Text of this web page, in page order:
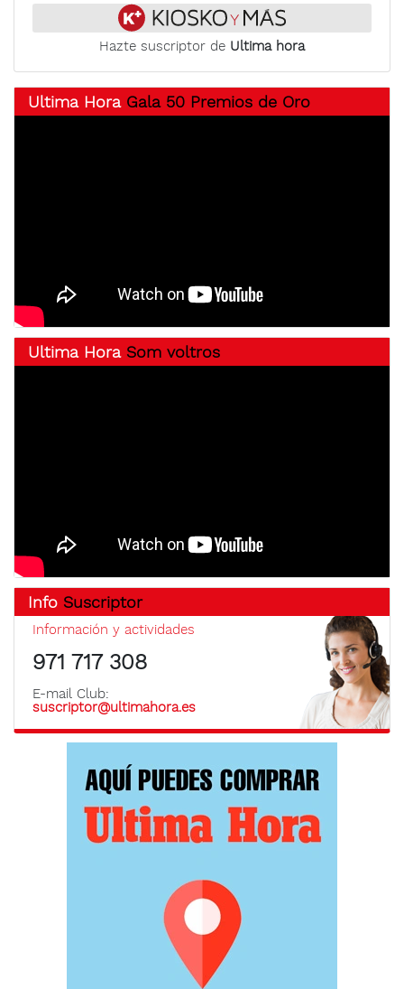
Hazte suscriptor de Ultima hora
Ultima Hora Gala 50 Premios de Oro
Ultima Hora Som voltros
Info Suscriptor
Información y actividades
971 717 308
E-mail Club:
suscriptor@ultimahora.es